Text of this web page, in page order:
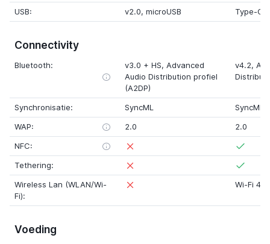
USB:
v2.0, microUSB Type-C
Connectivity
Bluetooth: v3.0 + HS, Advanced
Audio Distribution profiel
(A2DP)
v4.2,
Synchronisatie: SyncML
SyncML
WAP:
2.0
2.0
NFC:
Tethering:
Wireless Lan (WLAN/Wi-
Fi):
Wi-Fi 4
Voeding